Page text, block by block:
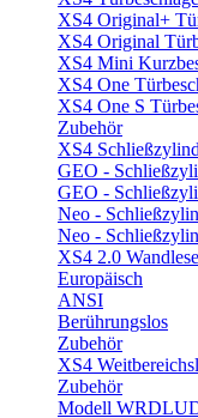
XS4 Original+
XS4 Original
XS4 Mini
XS4 One
XS4 One S
Zubehör
XS4
GEO -
GEO -
Neo -
Neo -
XS4 2.0
Europäisch
ANSI
Berührungslos
Zubehör
XS4
Zubehör
Modell